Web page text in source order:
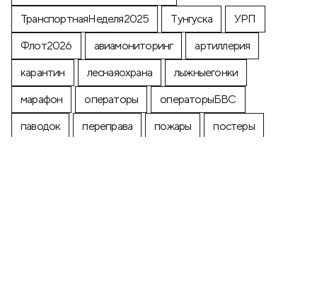
ТранспортнаяНеделя2025
Тунгуска
УРП
Флот2026
авиамониторинг
артиллерия
карантин
леснаяохрана
лыжныегонки
марафон
операторы
операторыБВС
паводок
переправа пожары
постеры